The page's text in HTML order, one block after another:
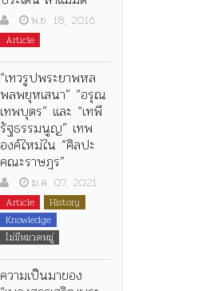
พ.ย. 18, 2016
Article
“เทวรูปพระยาพหล
พลพยุหเสนา” “อรุณ
เทพบุตร” และ “เทพี
รัฐธรรมนูญ” เทพ
องค์ใหม่ใน “ศิลปะ
คณะราษฎร”
ม.ค. 07, 2021
Article
History
Knowledge
ไม่มีหมวดหมู่
ความเป็นมาของ